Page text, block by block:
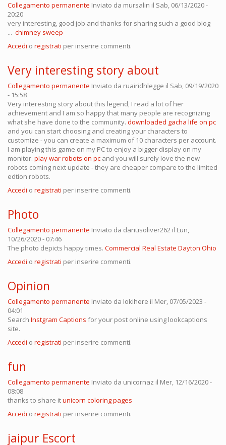
Collegamento permanente Inviato da mursalin il Sab, 06/13/2020 -
20:20
very interesting, good job and thanks for sharing such a good blog
... chimney sweep
Accedi o registrati per inserire commenti.
Very interesting story about
Collegamento permanente Inviato da ruairidhlegge il Sab, 09/19/2020
- 15:58
Very interesting story about this legend, I read a lot of her
achievement and I am so happy that many people are recognizing
what she have done to the community. downloaded gacha life on pc
and you can start choosing and creating your characters to
customize - you can create a maximum of 10 characters per account.
I am playing this game on my PC to enjoy a bigger display on my
monitor. play war robots on pc and you will surely love the new
robots coming next update - they are cheaper compare to the limited
edtion robots.
Accedi o registrati per inserire commenti.
Photo
Collegamento permanente Inviato da dariusoliver262 il Lun,
10/26/2020 - 07:46
The photo depicts happy times. Commercial Real Estate Dayton Ohio
Accedi o registrati per inserire commenti.
Opinion
Collegamento permanente Inviato da lokihere il Mer, 07/05/2023 -
04:01
Search Instgram Captions for your post online using lookcaptions
site.
Accedi o registrati per inserire commenti.
fun
Collegamento permanente Inviato da unicornaz il Mer, 12/16/2020 -
08:08
thanks to share itunicorn coloring pages
Accedi o registrati per inserire commenti.
jaipur Escort